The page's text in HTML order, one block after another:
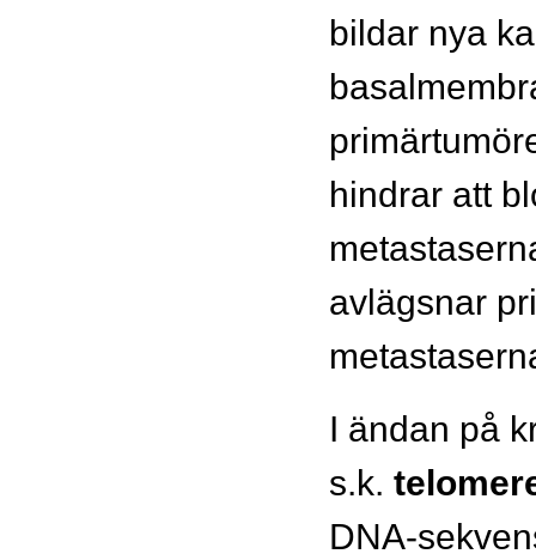
bildar nya
hindrar att
avlägsnar
I ändan på
s.k.
DNA-